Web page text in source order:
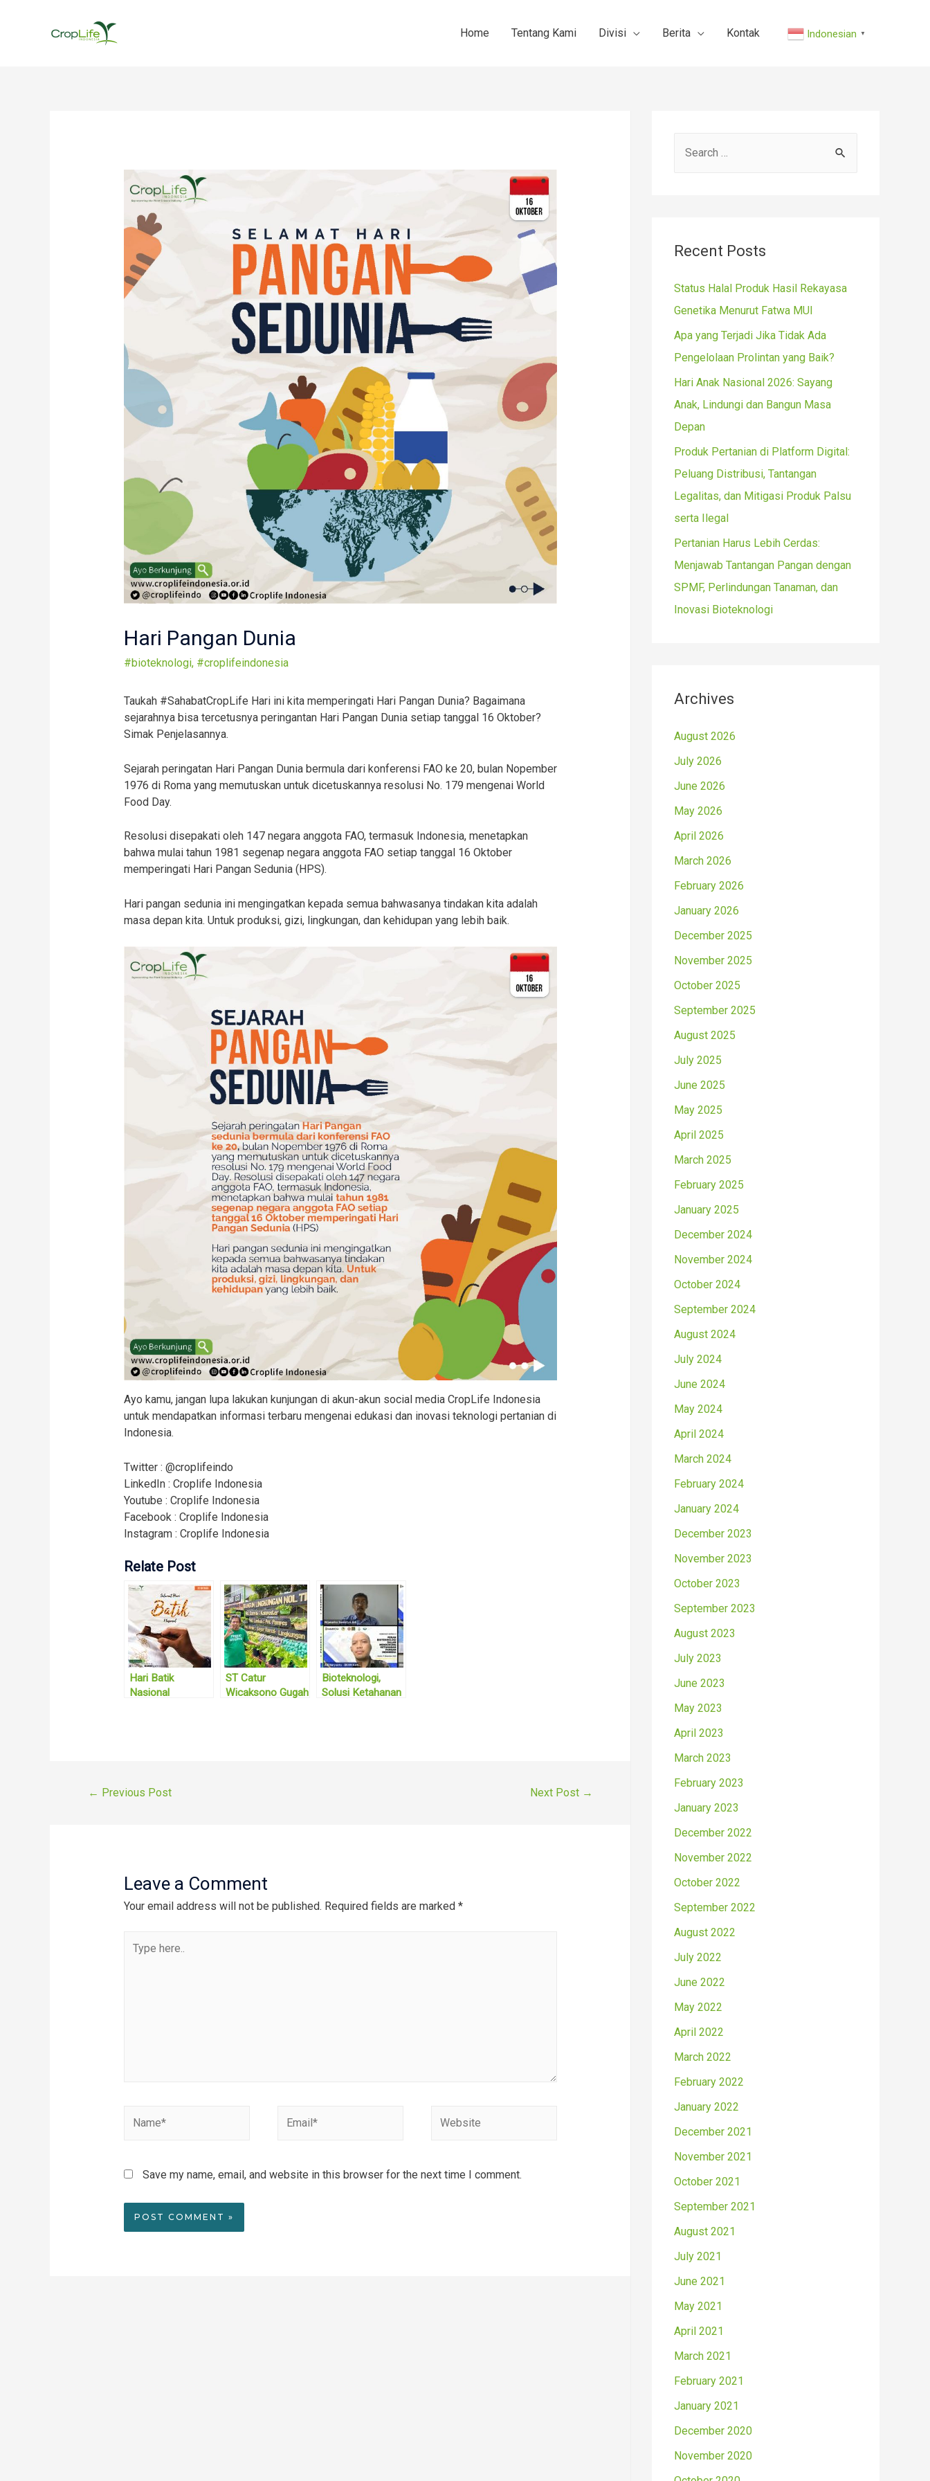
Home Tentang Kami Divisi Berita Kontak Indonesian ▼
Hari Pangan Dunia
#bioteknologi, #croplifeindonesia
Taukah #SahabatCropLife Hari ini kita memperingati Hari Pangan Dunia? Bagaimana
sejarahnya bisa tercetusnya peringantan Hari Pangan Dunia setiap tanggal 16 Oktober?
Simak Penjelasannya.
Sejarah peringatan Hari Pangan Dunia bermula dari konferensi FAO ke 20, bulan Nopember
1976 di Roma yang memutuskan untuk dicetuskannya resolusi No. 179 mengenai World
Food Day.
Resolusi disepakati oleh 147 negara anggota FAO, termasuk Indonesia, menetapkan
bahwa mulai tahun 1981 segenap negara anggota FAO setiap tanggal 16 Oktober
memperingati Hari Pangan Sedunia (HPS).
Hari pangan sedunia ini mengingatkan kepada semua bahwasanya tindakan kita adalah
masa depan kita. Untuk produksi, gizi, lingkungan, dan kehidupan yang lebih baik.
Ayo kamu, jangan lupa lakukan kunjungan di akun-akun social media CropLife Indonesia
untuk mendapatkan informasi terbaru mengenai edukasi dan inovasi teknologi pertanian di
Indonesia.
Twitter : @croplifeindo
LinkedIn : Croplife Indonesia
Youtube : Croplife Indonesia
Facebook : Croplife Indonesia
Instagram : Croplife Indonesia
Relate Post
Hari Batik
Nasional
ST Catur
Wicaksono Gugah
Bioteknologi,
Solusi Ketahanan
Post
← Previous Post Next Post →
Leave a Comment
Your email address will not be published. Required fields are marked *
here..
Save my name, email, and website in this browser for the next time I comment.
h
:
Recent Posts
Status Halal Produk Hasil Rekayasa
Genetika Menurut Fatwa MUI
Apa yang Terjadi Jika Tidak Ada
Pengelolaan Prolintan yang Baik?
Hari Anak Nasional 2026: Sayang
Anak, Lindungi dan Bangun Masa
Depan
Produk Pertanian di Platform Digital:
Peluang Distribusi, Tantangan
Legalitas, dan Mitigasi Produk Palsu
serta Ilegal
Pertanian Harus Lebih Cerdas:
Menjawab Tantangan Pangan dengan
SPMF, Perlindungan Tanaman, dan
Inovasi Bioteknologi
Archives
August 2026
July 2026
June 2026
May 2026
April 2026
March 2026
February 2026
January 2026
December 2025
November 2025
October 2025
September 2025
August 2025
July 2025
June 2025
May 2025
April 2025
March 2025
February 2025
January 2025
December 2024
November 2024
October 2024
September 2024
August 2024
July 2024
June 2024
May 2024
April 2024
March 2024
February 2024
January 2024
December 2023
November 2023
October 2023
September 2023
August 2023
July 2023
June 2023
May 2023
April 2023
March 2023
February 2023
January 2023
December 2022
November 2022
October 2022
September 2022
August 2022
July 2022
June 2022
May 2022
April 2022
March 2022
February 2022
January 2022
December 2021
November 2021
October 2021
September 2021
August 2021
July 2021
June 2021
May 2021
April 2021
March 2021
February 2021
January 2021
December 2020
November 2020